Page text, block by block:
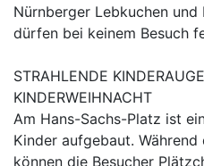
Nürnberger Lebkuchen
dürfen bei keinem Besuch
STRAHLENDE
KINDERWEIHNACHT
Am Hans-Sachs-Platz ist
Kinder aufgebaut.
können die Besucher